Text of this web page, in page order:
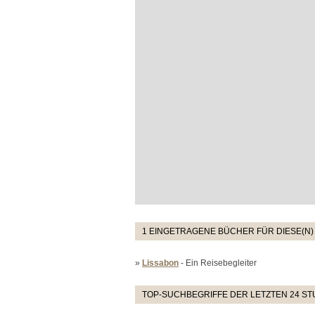
1 EINGETRAGENE BÜCHER FÜR DIESE(N)
» Lissabon - Ein Reisebegleiter
TOP-SUCHBEGRIFFE DER LETZTEN 24